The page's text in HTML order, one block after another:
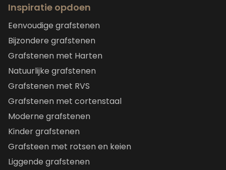
Inspiratie opdoen
Eenvoudige grafstenen
Bijzondere grafstenen
Grafstenen met Harten
Natuurlijke grafstenen
Grafstenen met RVS
Grafstenen met cortenstaal
Moderne grafstenen
Kinder grafstenen
Grafsteen met rotsen en keien
Liggende grafstenen